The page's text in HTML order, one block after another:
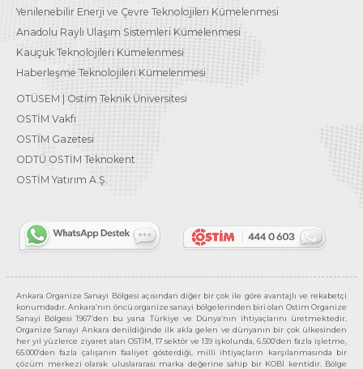
Yenilenebilir Enerji ve Çevre Teknolojileri Kümelenmesi
Anadolu Raylı Ulaşım Sistemleri Kümelenmesi
Kauçuk Teknolojileri Kümelenmesi
Haberleşme Teknolojileri Kümelenmesi
OTÜSEM | Ostim Teknik Üniversitesi
OSTİM Vakfı
OSTİM Gazetesi
ODTÜ OSTİM Teknokent
OSTİM Yatırım A.Ş.
Ankara Organize Sanayi Bölgesi açısından diğer bir çok ile göre avantajlı ve rekabetçi
konumdadır. Ankara’nın öncü organize sanayi bölgelerinden biri olan Ostim Organize
Sanayi Bölgesi 1967’den bu yana Türkiye ve Dünya’nın ihtiyaçlarını üretmektedir.
Organize Sanayi Ankara denildiğinde ilk akla gelen ve dünyanın bir çok ülkesinden
her yıl yüzlerce ziyaret alan OSTİM, 17 sektör ve 139 işkolunda, 6.500’den fazla işletme,
65.000’den fazla çalışanın faaliyet gösterdiği, milli ihtiyaçların karşılanmasında bir
çözüm merkezi olarak uluslararası marka değerine sahip bir KOBİ kentidir. Bölge